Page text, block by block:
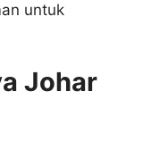
untuk
Johar